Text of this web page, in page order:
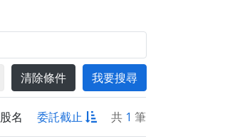
清除條件 我要搜尋
股名 委託截止 共 1 筆